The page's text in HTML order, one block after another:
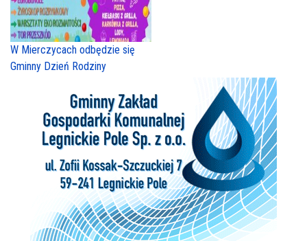
W Mierczycach odbędzie się
Gminny Dzień Rodziny